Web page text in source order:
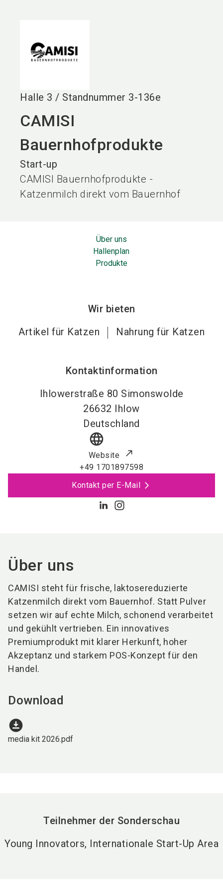
Halle 3 / Standnummer 3-136e
CAMISI
Bauernhofprodukte
Start-up
CAMISI Bauernhofprodukte -
Katzenmilch direkt vom Bauernhof
Über uns
Hallenplan
Produkte
Wir bieten
Artikel für Katzen
Nahrung für Katzen
Kontaktinformation
Ihlowerstraße 80 Simonswolde
26632 Ihlow
Deutschland
language
Website
+49 1701897598
Kontakt per E-Mail
Über uns
CAMISI steht für frische, laktosereduzierte
Katzenmilch direkt vom Bauernhof. Statt Pulver
setzen wir auf echte Milch, schonend verarbeitet
und gekühlt vertrieben. Ein innovatives
Premiumprodukt mit klarer Herkunft, hoher
Akzeptanz und starkem POS-Konzept für den
Handel.
Download
download_for_offline
media kit 2026.pdf
Teilnehmer der Sonderschau
Young Innovators, Internationale Start-Up Area